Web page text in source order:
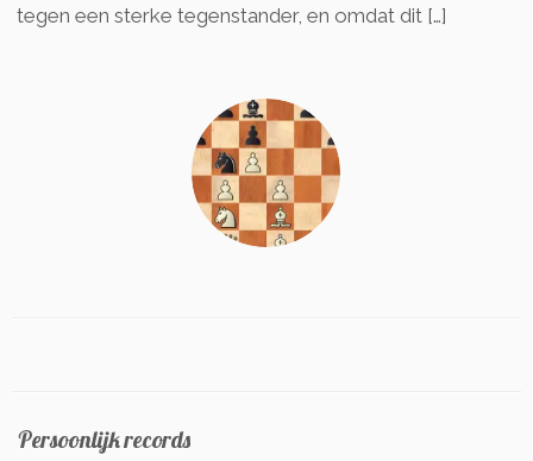
tegen een sterke tegenstander, en omdat dit […]
Persoonlijk records